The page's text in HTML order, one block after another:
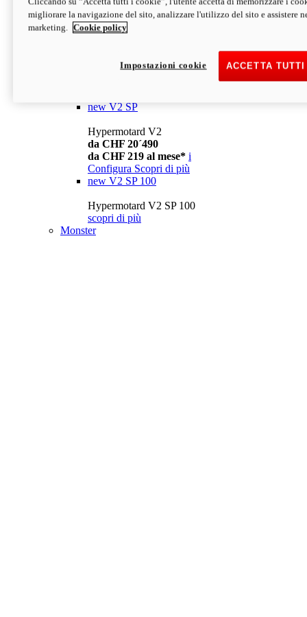
da CHF 13´990
Configura Scopri di più
newV2
da CHF 15´990
new V2 SP
Hypermotard V2
da CHF 20´490
da CHF 219 al mese* i
Configura Scopri di più
new V2 SP 100
Hypermotard V2 SP 100
scopri di più
Monster
migliorare la navigazione del sito, analizzare l'utilizzo del sito e assistere
marketing.
Cookie policy
ACCETTA
Impostazioni cookie